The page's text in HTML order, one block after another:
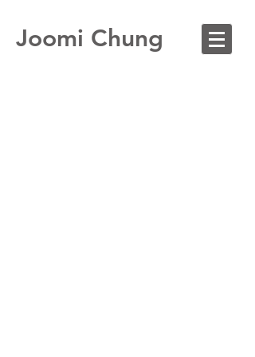
Joomi Chung